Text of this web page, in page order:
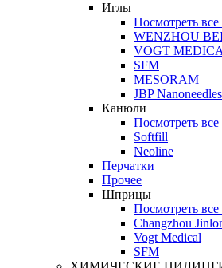
Иглы
Посмотреть
WENZHOU
VOGT
SFM
MESORAM
JBP Nanoneedles
Канюли
Посмотреть
Softfill
Neoline
Перчатки
Прочее
Шприцы
Посмотреть
Changzhou
Vogt Medical
SFM